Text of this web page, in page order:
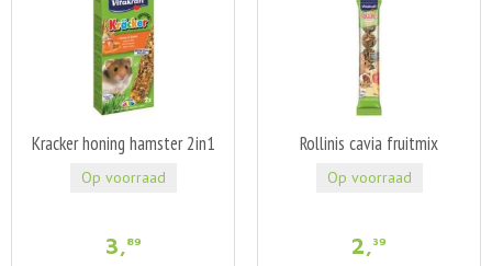
Kracker honing hamster 2in1
3,89
Op voorraad
Rollinis cavia fruitmix
2,39
Op voorraad